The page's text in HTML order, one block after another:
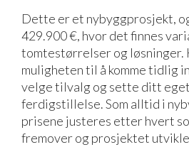
Dette er et nybyggprosjekt,
429.900 €, hvor det finnes
tomtestørrelser og løsninger.
muligheten til å komme tidlig
velge tilvalg og sette ditt
ferdigstillelse. Som alltid i
prisene justeres etter hvert
fremover og prosjektet